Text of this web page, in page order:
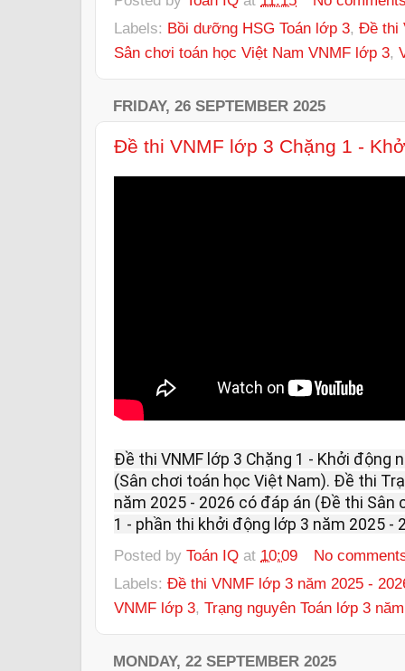
Labels: Bồi dưỡng HSG Toán lớp 3, Đề thi
Sân chơi toán học Việt Nam VNMF lớp 3,
FRIDAY, 26 SEPTEMBER 2025
Đề thi VNMF lớp 3 Chặng 1 -
Đề thi VNMF lớp 3 Chặng 1 - Khởi động
(Sân chơi toán học Việt Nam). Đề thi
năm 2025 - 2026 có đáp án (Đề thi Sân
1 - phần thi khởi động lớp 3 năm 2025 -
Posted by Toán IQ at 10:09
No
Labels: Đề thi VNMF lớp 3 năm 2025 -
VNMF lớp 3, Trạng nguyên Toán lớp 3
MONDAY, 22 SEPTEMBER 2025